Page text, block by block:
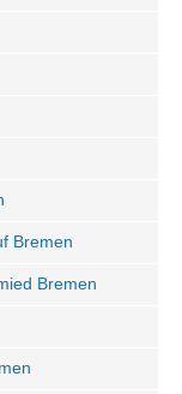
Bremen
Bremen